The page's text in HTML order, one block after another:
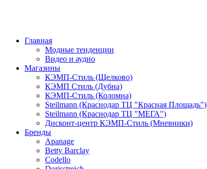
Главная
Модные тенденции
Видео и аудио
Магазины
КЭМП-Стиль (Щелково)
КЭМП Стиль (Дубна)
КЭМП-Стиль (Коломна)
Steilmann (Краснодар ТЦ "Красная Площадь")
Steilmann (Краснодар ТЦ "МЕГА")
Дисконт-центр КЭМП-Стиль (Мневники)
Бренды
Apanage
Betty Barclay
Codello